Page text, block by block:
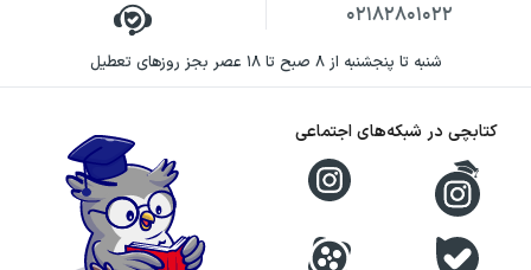
۰۲۱۸۲۸۰۱۰۲۲
شنبه تا پنجشنبه از ۸ صبح تا ۱۸ عصر بجز روزهای تعطیل
کتابچی در شبکه‌های اجتماعی